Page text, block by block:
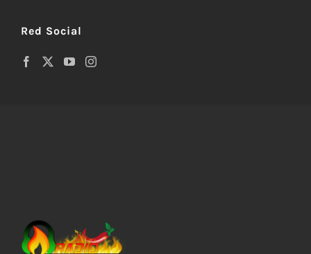
Red Social